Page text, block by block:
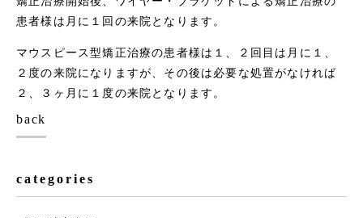
患者様は月に１回の来院となります。
マウスピース型矯正治療の患者様は１、２回目は月に１、
２度の来院になりますが、その後は必要な処置がなければ
２、３ヶ月に１度の来院となります。
back
categories